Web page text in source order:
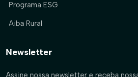
Programa ESG
Aiba Rural
Newsletter
Assine nossa newsletter e receba